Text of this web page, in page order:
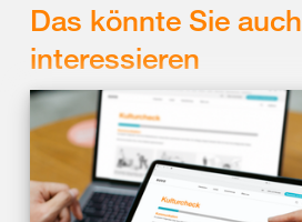
Das könnte Sie auch
interessieren